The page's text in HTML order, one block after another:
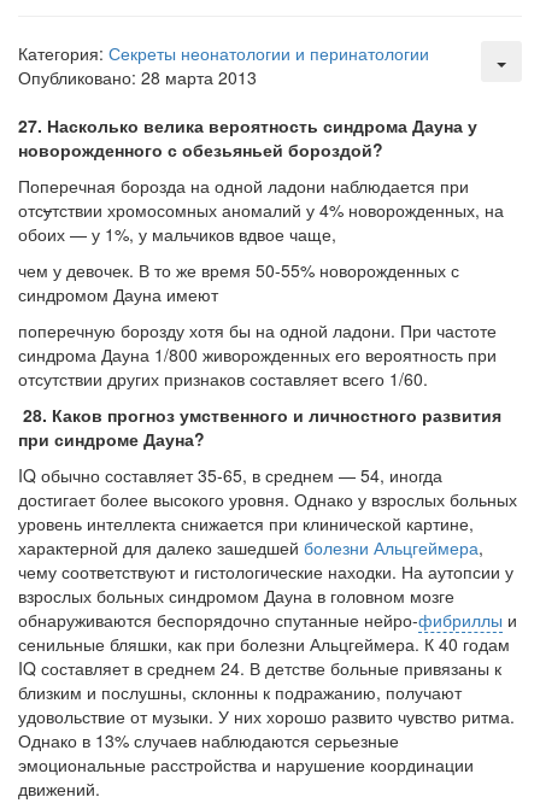
надзору в сфере
касаются увеличения риска
острой кардиотоксичности и
роста сопутствующих
осложнений от...
Закон о праве родителей находиться с детьми в
Соответствующий
законопроект внесен в
палату на
рассмотрение. Суть его
нахождении одного из
родителей в
больничной палате
бесплатно, в течении всего срока лечения...
Категория: Секреты неонатологии и перинатологии
Опубликовано: 28 марта 2013
27. Насколько велика вероятность синдрома Дауна у
новорожденного с обезьяньей бороздой?
Поперечная борозда на одной ладони наблюдается при
отсутствии хромосом­ных аномалий у 4% новорожденных, на
обоих — у 1%, у мальчиков вдвое чаще,
чем у девочек. В то же время 50-55% новорожденных с
синдромом Дауна имеют
поперечную борозду хотя бы на одной ладони. При частоте
синдрома Дауна 1/800 живорожденных его вероятность при
отсутствии других признаков составляет всего 1/60.
28. Каков прогноз умственного и личностного развития
при синдроме Дауна?
IQ обычно составляет 35-65, в среднем — 54, иногда
достигает более высоко­го уровня. Однако у взрослых больных
уровень интеллекта снижается при клини­ческой картине,
характерной для далеко зашедшей болезни Альцгеймера,
чему соответствуют и гистологические находки. На аутопсии у
взрослых больных син­дромом Дауна в головном мозге
обнаруживаются беспорядочно спутанные нейро-фибриллы и
сенильные бляшки, как при болезни Альцгеймера. К 40 годам
IQ составляет в среднем 24. В детстве больные привязаны к
близким и послушны, склонны к подражанию, получают
удовольствие от музыки. У них хорошо разви­то чувство ритма.
Однако в 13% случаев наблюдаются серьезные
эмоциональные расстройства и нарушение координации
движений.